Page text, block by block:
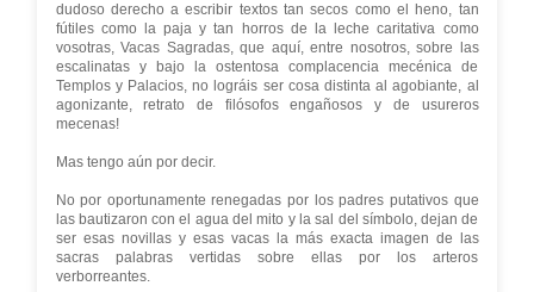
dudoso derecho a escribir textos tan secos como el heno, tan
fútiles como la paja y tan horros de la leche caritativa como
vosotras, Vacas Sagradas, que aquí, entre nosotros, sobre las
escalinatas y bajo la ostentosa complacencia mecénica de
Templos y Palacios, no lográis ser cosa distinta al agobiante, al
agonizante, retrato de filósofos engañosos y de usureros
mecenas!
Mas tengo aún por decir.
No por oportunamente renegadas por los padres putativos que
las bautizaron con el agua del mito y la sal del símbolo, dejan de
ser esas novillas y esas vacas la más exacta imagen de las
sacras palabras vertidas sobre ellas por los arteros
verborreantes.